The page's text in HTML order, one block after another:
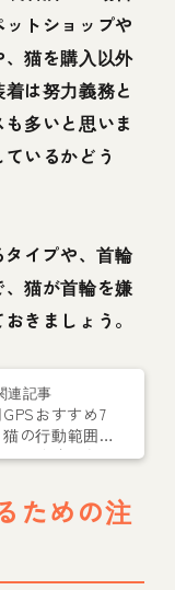
トショップや
猫を購入以外
は努力義務と
多いと思いま
いるかどう
タイプや、首輪
猫が首輪を嫌
きましょう。
おすすめ7
の行動範囲を
で追跡できる
ための注